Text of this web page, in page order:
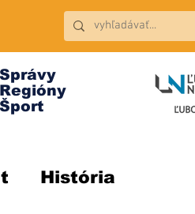
Správy
Regióny
Šport
História